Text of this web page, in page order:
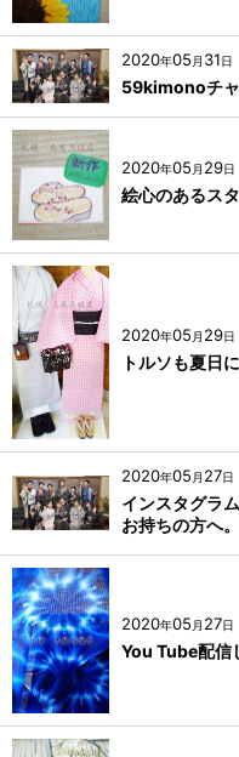
2020年05 月 31日
59kimonoチャ
2020年05 月 29日
絵心のあるス
2020年05 月 29日
トルソも夏
2020年05 月 27日
インスタグラ
お持ちの方へ。
2020年05 月 27日
You Tube配信